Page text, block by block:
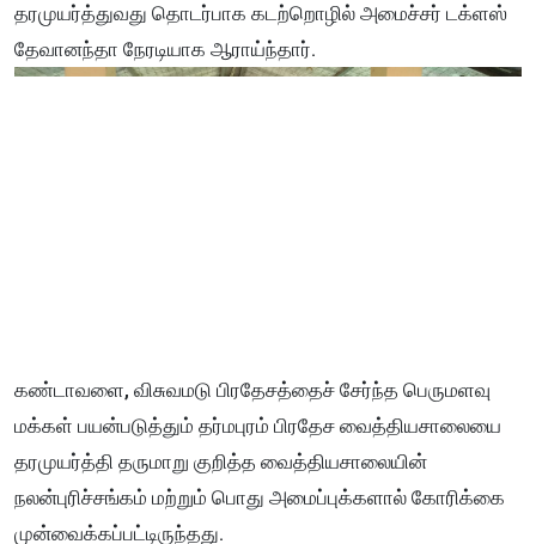
தரமுயர்த்துவது தொடர்பாக கடற்றொழில் அமைச்சர் டக்ளஸ்
தேவானந்தா நேரடியாக ஆராய்ந்தார்.
கண்டாவளை, விசுவமடு பிரதேசத்தைச் சேர்ந்த பெருமளவு
மக்கள் பயன்படுத்தும் தர்மபுரம் பிரதேச வைத்தியசாலையை
தரமுயர்த்தி தருமாறு குறித்த வைத்தியசாலையின்
நலன்புரிச்சங்கம் மற்றும் பொது அமைப்புக்களால் கோரிக்கை
முன்வைக்கப்பட்டிருந்தது.